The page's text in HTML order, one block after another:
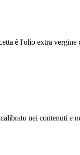
è l'olio extra
nei contenuti e